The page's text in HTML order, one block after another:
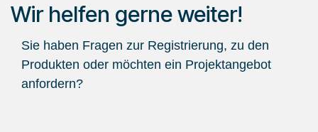
Wir helfen gerne weiter!
Sie haben Fragen zur Registrierung, zu den
Produkten oder möchten ein Projektangebot
anfordern?